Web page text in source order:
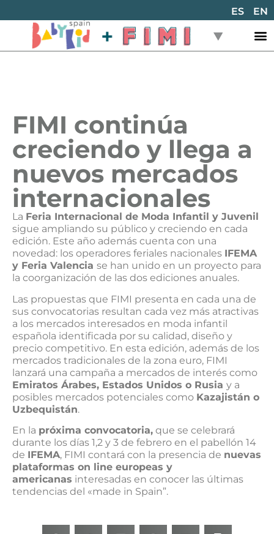
ES EN
FIMI continúa
creciendo y llega a
nuevos mercados
internacionales
La Feria Internacional de Moda Infantil y Juvenil
sigue ampliando su público y creciendo en cada
edición. Este año además cuenta con una
novedad: los operadores feriales nacionales IFEMA
y Feria Valencia se han unido en un proyecto para
la coorganización de las dos ediciones anuales.
Las propuestas que FIMI presenta en cada una de
sus convocatorias resultan cada vez más atractivas
a los mercados interesados en moda infantil
española identificada por su calidad, diseño y
precio competitivo. En esta edición, además de los
mercados tradicionales de la zona euro, FIMI
lanzará una campaña a mercados de interés como
Emiratos Árabes, Estados Unidos o Rusia y a
posibles mercados potenciales como Kazajistán o
Uzbequistán.
En la próxima convocatoria, que se celebrará
durante los días 1,2 y 3 de febrero en el pabellón 14
de IFEMA, FIMI contará con la presencia de nuevas
plataformas on line europeas y
americanas interesadas en conocer las últimas
tendencias del «made in Spain”.